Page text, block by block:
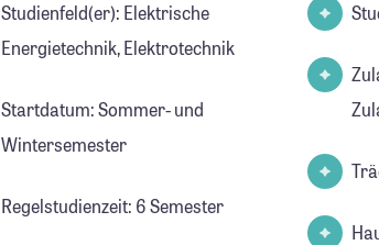
Studienfeld(er): Elektrische
Energietechnik, Elektrotechnik
Startdatum: Sommer- und
Wintersemester
Regelstudienzeit: 6 Semester